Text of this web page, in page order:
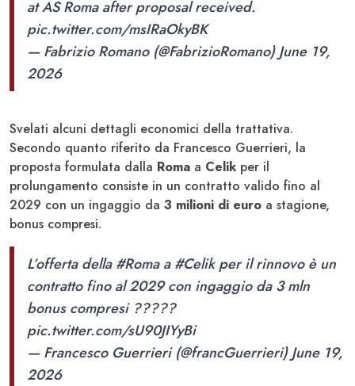
at AS Roma after proposal received.
pic.twitter.com/msIRaOkyBK
— Fabrizio Romano (@FabrizioRomano)June 19,
2026
Svelati alcuni dettagli economici della trattativa.
Secondo quanto riferito da Francesco Guerrieri, la
proposta formulata dalla Roma a Celik per il
prolungamento consiste in un contratto valido fino al
2029 con un ingaggio da 3 milioni di euro a stagione,
bonus compresi.
L’offerta della#Romaa#Celikper il rinnovo è un
contratto fino al 2029 con ingaggio da 3 mln
bonus compresi ?????
pic.twitter.com/sU90JIYyBi
— Francesco Guerrieri (@francGuerrieri)June 19,
2026